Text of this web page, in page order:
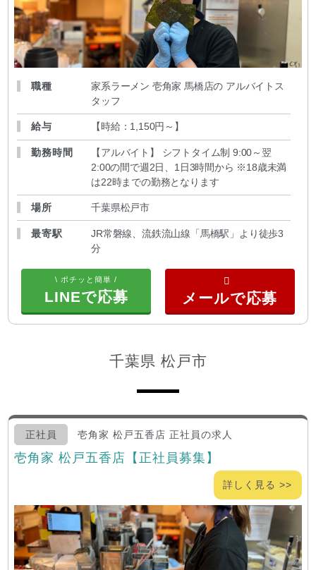
職種
家系ラーメン 壱角家 馬橋店の アルバイトス
タッフ
給与 【時給：1,150円～ 】
勤務時間
【アルバイト】 シフトタイム制 9:00～翌
2:00の間で週2日、1日3時間から ※18歳未満
は22時までの勤務となります
場所 千葉県松戸市
最寄駅
JR常磐線、流鉄流山線「馬橋駅」より徒歩3
分
\ ポチッと簡単 /
LINEで応募
千葉県 松戸市
正社員 壱角家 松戸五香店 正社員の求人
壱角家 松戸五香店【正社員募集】
詳しく見る >>